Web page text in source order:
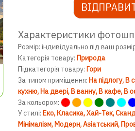
Характеристики
Розмір: індивідуально під ваш
Категорія товару: Природа
Підкатегорія товару: Гори
За типом приміщення: На підлогу В
кухню На двері В ванну В кафе В
За кольором:
У стилі: Еко Класика Хай-Тек
Мінімалізм Модерн Азіатський